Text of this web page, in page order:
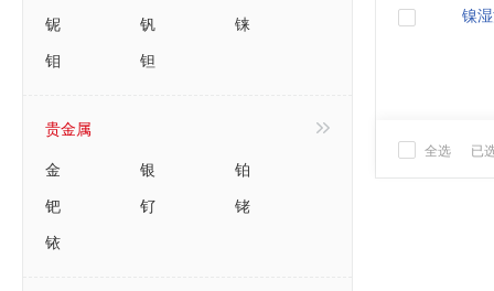
铌
钒
铼
钼
钽
贵金属
金
银
铂
钯
钌
铑
铱
镍
全选 已